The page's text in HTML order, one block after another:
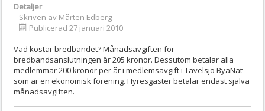
Detaljer
Skriven av Mårten Edberg
Publicerad 27 januari 2010
Vad kostar bredbandet? Månadsavgiften för
bredbandsanslutningen är 205 kronor. Dessutom betalar alla
medlemmar 200 kronor per år i medlemsavgift i Tavelsjö ByaNät
som är en ekonomisk förening. Hyresgäster betalar endast själva
månadsavgiften.